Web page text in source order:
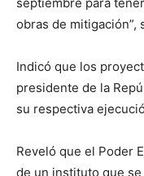
obras de mitigación”,
Indicó que los
presidente de la
su respectiva
Reveló que el Poder
de un instituto que